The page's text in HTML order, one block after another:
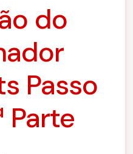
do
Passo
Parte